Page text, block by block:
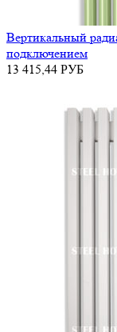
Вертикальный
подключением
13 415,44 РУБ